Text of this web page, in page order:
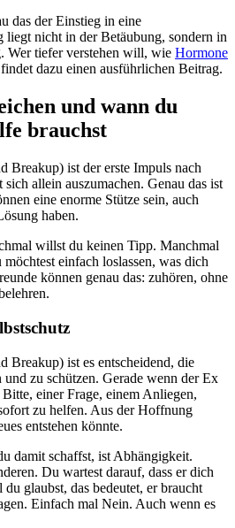
das der Einstieg in eine
nicht in der Betäubung, sondern in
Wer tiefer verstehen will, wie Hormone
dazu einen ausführlichen Beitrag.
und wann du
brauchst
Breakup) ist der erste Impuls nach
allein auszumachen. Genau das ist
eine enorme Stütze sein, auch
haben.
willst du keinen Tipp. Manchmal
einfach loslassen, was dich
können genau das: zuhören, ohne
Breakup) ist es entscheidend, die
und zu schützen. Gerade wenn der Ex
einer Frage, einem Anliegen,
zu helfen. Aus der Hoffnung
entstehen könnte.
damit schaffst, ist Abhängigkeit.
Du wartest darauf, dass er dich
glaubst, das bedeutet, er braucht
Einfach mal Nein. Auch wenn es